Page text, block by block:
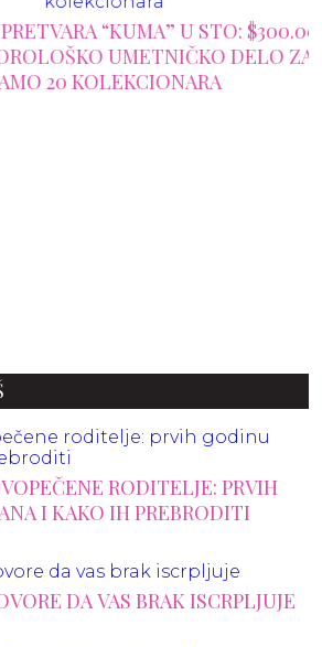
“KUMA” U STO: $300.000
UMETNIČKO DELO ZA
20 KOLEKCIONARA
RODITELJE: PRVIH
I KAKO IH PREBRODITI
DA VAS BRAK ISCRPLJUJE